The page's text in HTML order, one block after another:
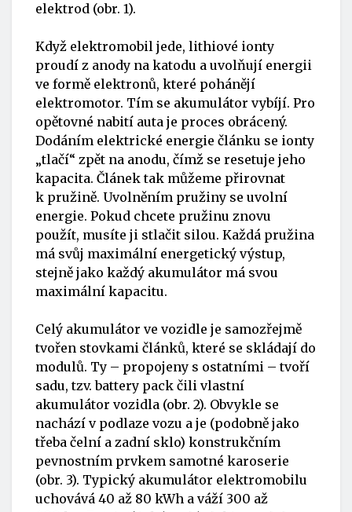
elektrod (obr. 1).
Když elektromobil jede, lithiové ionty
proudí z anody na katodu a uvolňují energii
ve formě elektronů, které pohánějí
elektromotor. Tím se akumulátor vybíjí. Pro
opětovné nabití auta je proces obrácený.
Dodáním elektrické energie článku se ionty
„tlačí“ zpět na anodu, čímž se resetuje jeho
kapacita. Článek tak můžeme přirovnat
k pružině. Uvolněním pružiny se uvolní
energie. Pokud chcete pružinu znovu
použít, musíte ji stlačit silou. Každá pružina
má svůj maximální energetický výstup,
stejně jako každý akumulátor má svou
maximální kapacitu.
Celý akumulátor ve vozidle je samozřejmě
tvořen stovkami článků, které se skládají do
modulů. Ty – propojeny s ostatními – tvoří
sadu, tzv. battery pack čili vlastní
akumulátor vozidla (obr. 2). Obvykle se
nachází v podlaze vozu a je (podobně jako
třeba čelní a zadní sklo) konstrukčním
pevnostním prvkem samotné karoserie
(obr. 3). Typický akumulátor elektromobilu
uchovává 40 až 80 kWh a váží 300 až